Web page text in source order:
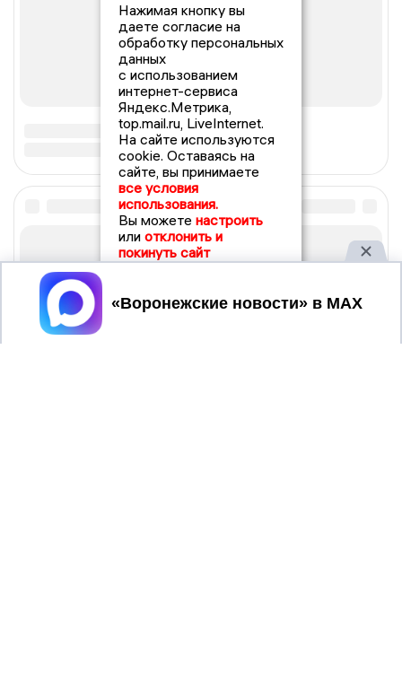
Нажимая кнопку вы
даете согласие на
обработку персональных
данных
с использованием
интернет-сервиса
Яндекс.Метрика,
top.mail.ru, LiveInternet.
На сайте используются
cookie. Оставаясь на
сайте, вы принимаете
все условия
использования.
Вы можете настроить
или отклонить и
покинуть сайт
Принять